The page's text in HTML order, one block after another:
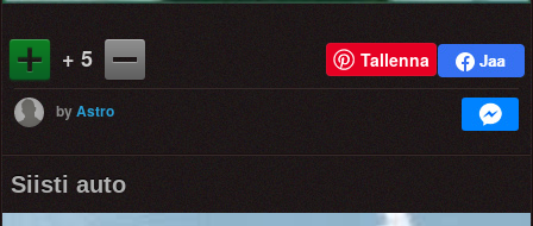
+ 5 Tallenna
byAstro
Siisti auto